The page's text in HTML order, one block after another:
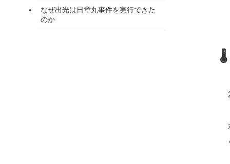
🌡
なぜ出光は日章丸事件を実行できた
のか